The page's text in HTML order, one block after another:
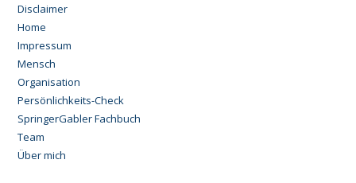
Disclaimer
Home
Impressum
Mensch
Organisation
Persönlichkeits-Check
SpringerGabler Fachbuch
Team
Über mich